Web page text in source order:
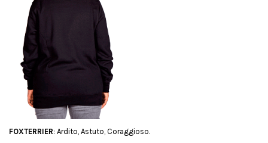
FOXTERRIER: Ardito, Astuto, Coraggioso.